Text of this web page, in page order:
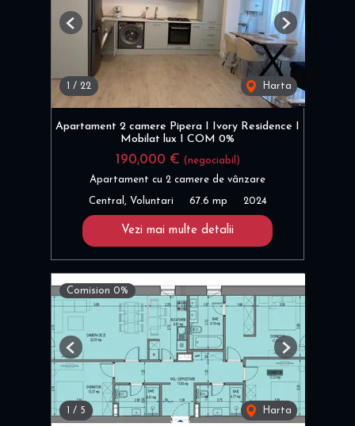
/ 22 Harta
Previous Next
Apartament 2 camere Pipera I Ivory Residence I
Mobilat lux I COM 0%
190,000 € (negociabil)
Apartament cu 2 camere de vânzare
Central, Voluntari 67.6 mp 2024
Vezi mai multe detalii
Comision 0%
/ 5 Harta
Previous Next